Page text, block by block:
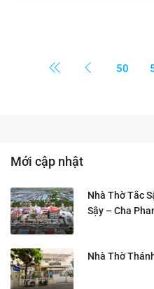
50
Mới cập nhật
Nhà Thờ Tắc
Sậy – Cha
Nhà Thờ